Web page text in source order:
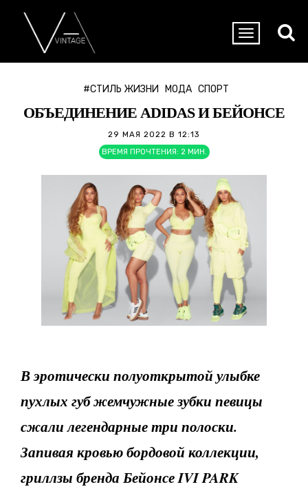
#СТИЛЬ ЖИЗНИ МОДА СПОРТ
ОБЪЕДИНЕНИЕ ADIDAS И БЕЙОНСЕ
29 МАЯ 2022 В 12:13
ВРЕМЯ ПРОЧТЕНИЯ: 2 МИН.
В эротически полуоткрытой улыбке
пухлых губ жемчужные зубки певицы
сжали легендарные три полоски.
Запивая кровью бордовой коллекции,
гриллзы бренда Бейонсе IVI PARK